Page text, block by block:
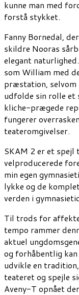
kunne man med
forstå stykket.
Fanny Bornedal,
skildre Nooras
elegant
som William med
præstation,
udfolde sin rolle
kliche-prægede
fungerer
teateromgivelser.
SKAM 2 er et spejl
velproducerede
min egen
lykke og de
verden i
Til trods for
tempo rammer
aktuel
og forhåbentlig
udvikle en
teateret og spejle
Aveny-T opnået